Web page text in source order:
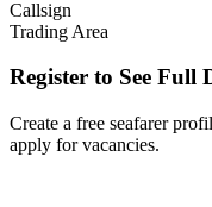
Callsign
Trading Area
Register to See Full
Create a free seafarer
apply for vacancies.